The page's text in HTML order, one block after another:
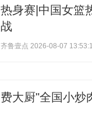
热身赛|中国女篮
战
齐鲁壹点 2026-08-07
费大厨"全国小炒